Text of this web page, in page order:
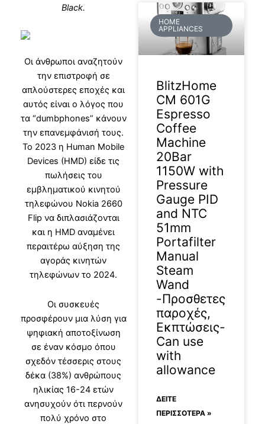
Black.
Οι άνθρωποι αναζητούν
την επιστροφή σε
απλούστερες εποχές και
αυτός είναι ο λόγος που
τα “dumbphones” κάνουν
την επανεμφάνισή τους.
Το 2023 η Human Mobile
Devices (HMD) είδε τις
πωλήσεις του
εμβληματικού κινητού
τηλεφώνου Nokia 2660
Flip να διπλασιάζονται
και η HMD αναμένει
περαιτέρω αύξηση της
αγοράς κινητών
τηλεφώνων το 2024.
Οι συσκευές
προσφέρουν μια λύση για
ψηφιακή αποτοξίνωση
σε έναν κόσμο όπου
σχεδόν τέσσερις στους
δέκα (38%) ανθρώπους
ηλικίας 16-24 ετών
ανησυχούν ότι περνούν
πολύ χρόνο στο
HOME
APPLIANCES
BlitzHome
CM 601G
Espresso
Coffee
Machine
20Bar
1150W with
Pressure
Gauge PID
and NTC
51mm
Portafilter
Manual
Steam
Wand
-Προσθετες
παροχές,
Εκπτώσεις-
Can use
with
allowance
ΔΕΊΤΕ
ΠΕΡΙΣΣΟΤΕΡΑ »